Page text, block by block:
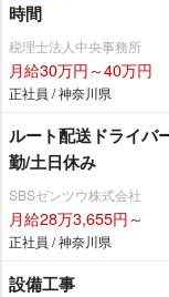
時間
税理士法人中央事務所
月給30万円～40万円
正社員 / 神奈川県
ルート配送ドライバ
勤/土日休み
SBSゼンツウ株式会社
月給28万3,655円～
正社員 / 神奈川県
設備工事